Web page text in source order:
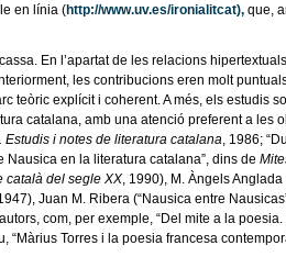
en línia (http://www.uv.es/ironialitcat), que,
En l’apartat de les relacions
les contribucions eren molt
teòric explícit i coherent. A més, els
catalana, amb una atenció preferent a
Estudis i notes de literatura catalana , 1986;
Nausica en la literatura catalana”, dins de
català del segle XX , 1990), M. Àngels Anglada
Juan M. Ribera (“Nausica entre
com, per exemple, “Del mite a la poesia.
“Màrius Torres i la poesia francesa